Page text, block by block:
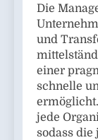
Die
und
einer
schnelle
jede
sodass die